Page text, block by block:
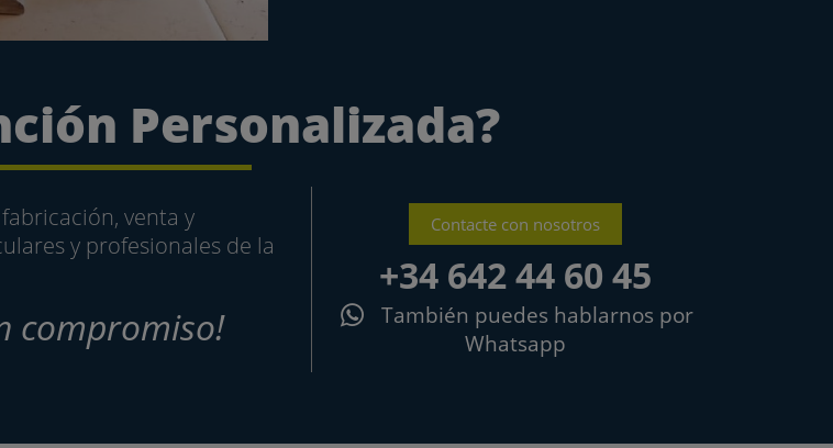
Personalizada?
venta y
y profesionales de la
compromiso!
Contacte con nosotros
+34 642 44 60 45
También puedes hablarnos por
Whatsapp